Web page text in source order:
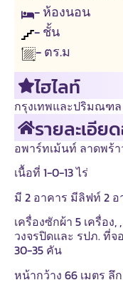
- ห้องนอน
- ชั้น
- ตร.ม
ไฮไลท์
กรุงเทพและปริมณฑล
รายละเอีย
อพาร์ทเม้นท์ ลาดพร้
เนื้อที่ 1-0-13 ไร่
มี 2 อาคาร มีลิฟท์ 2 อ
เครื่องซักผ้า 5 เครื่อ
วงจรปิดและ รปภ. ที่
30-35 คัน
หน้ากว้าง 66 เมตร ลึ